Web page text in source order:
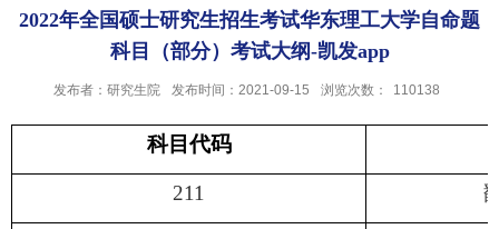
2022年全国硕士研究生招生考试华东理工大学自命题
科目（部分）考试大纲-凯发app
发布者：研究生院 发布时间：2021-09-15 浏览次数： 110138
科目代码
211